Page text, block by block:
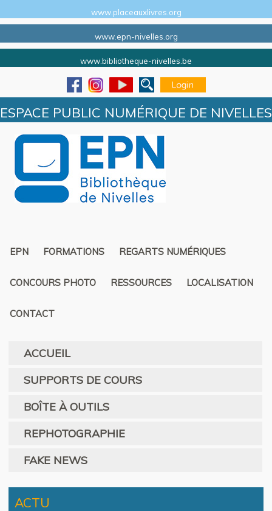
www.placeauxlivres.org
www.epn-nivelles.org
www.bibliotheque-nivelles.be
ESPACE PUBLIC NUMÉRIQUE DE NIVELLES
EPN FORMATIONS REGARTS NUMÉRIQUES
CONCOURS PHOTO RESSOURCES LOCALISATION
CONTACT
ACCUEIL
SUPPORTS DE COURS
BOÎTE À OUTILS
REPHOTOGRAPHIE
FAKE NEWS
ACTU